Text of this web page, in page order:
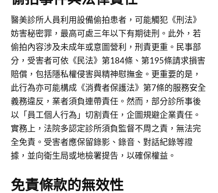
醫美診所人員利用設備偷拍患者，可能觸犯《刑法》
妨害秘密罪，最高可處三年以下有期徒刑。此外，若
偷拍內容涉及未成年或意圖營利，刑責更重。民事部
分，受害者可依《民法》第184條、第195條請求損害
賠償，包括隱私權侵害與精神慰撫金。更重要的是，
此行為亦可能構成《消費者保護法》第7條的服務安全
義務違反，業者須負連帶責任。然而，部分診所事後
以「員工個人行為」切割責任，企圖規避企業責任。
實務上，法院多認定診所須負監督不周之責，無法完
全免責。受害者應保留錄影、錄音、對話紀錄等證
據，並向衛生局或地檢署提告，以確保權益。
免責條款的無效性